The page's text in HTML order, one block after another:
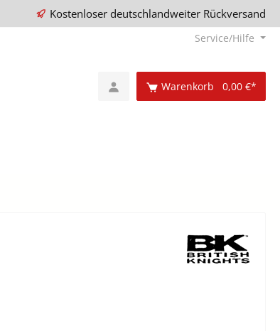
Kostenloser deutschlandweiter Rückversand
Service/Hilfe
Warenkorb 0,00 €*